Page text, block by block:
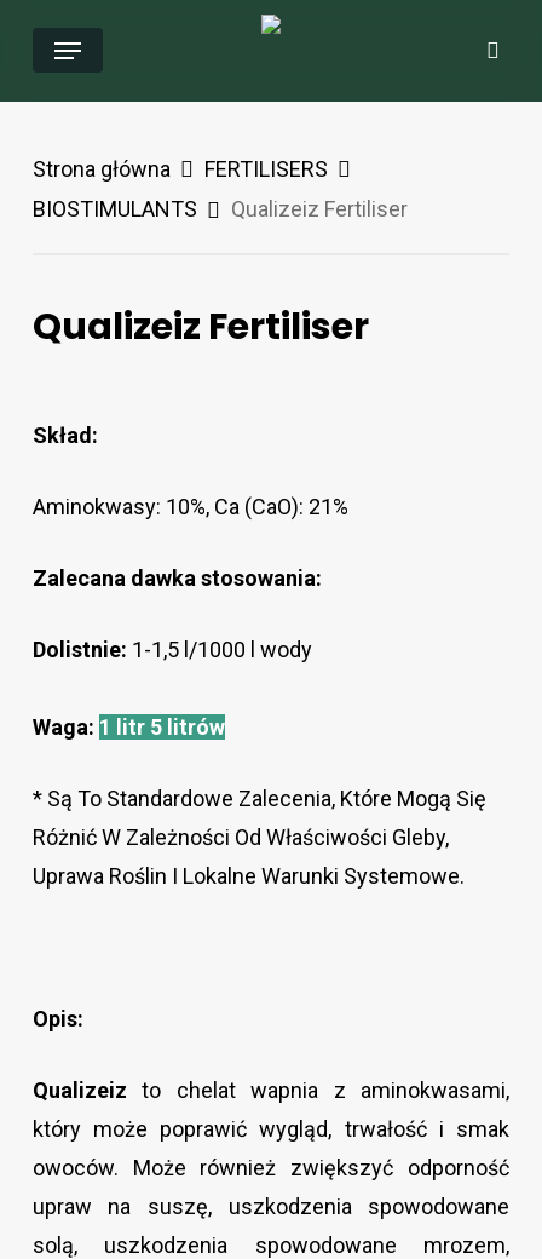
Menu
Strona główna
FERTILISERS
BIOSTIMULANTS
Qualizeiz Fertiliser
Qualizeiz Fertiliser
Skład:
Aminokwasy: 10%, Ca (CaO): 21%
Zalecana dawka stosowania:
Dolistnie: 1-1,5 l/1000 l wody
Waga: 1 litr 5 litrów
* Są To Standardowe Zalecenia, Które Mogą Się
Różnić W Zależności Od Właściwości Gleby,
Uprawa Roślin I Lokalne Warunki Systemowe.
Opis:
Qualizeiz to chelat wapnia z aminokwasami,
który może poprawić wygląd, trwałość i smak
owoców. Może również zwiększyć odporność
upraw na suszę, uszkodzenia spowodowane
solą, uszkodzenia spowodowane mrozem,